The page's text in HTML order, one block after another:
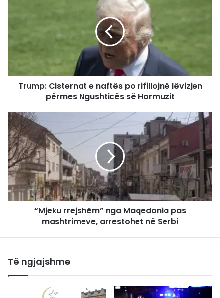
Trump: Cisternat e naftës po rifillojnë lëvizjen
përmes Ngushticës së Hormuzit
“Mjeku rrejshëm” nga Maqedonia pas
mashtrimeve, arrestohet në Serbi
Të ngjajshme